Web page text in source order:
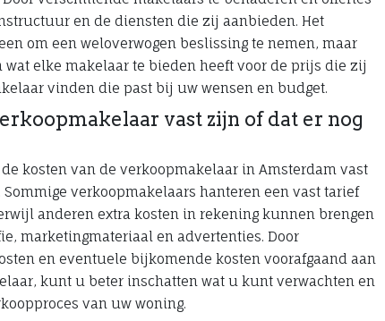
en de diensten die zij aanbieden. Het
om een weloverwogen beslissing te nemen, maar
elke makelaar te bieden heeft voor de prijs die zij
vinden die past bij uw wensen en budget.
vast zijn of dat er nog
kosten van de verkoopmakelaar in Amsterdam vast
verkoopmakelaars hanteren een vast tarief
anderen extra kosten in rekening kunnen brengen
marketingmateriaal en advertenties. Door
en eventuele bijkomende kosten voorafgaand aan
kunt u beter inschatten wat u kunt verwachten en
van uw woning.